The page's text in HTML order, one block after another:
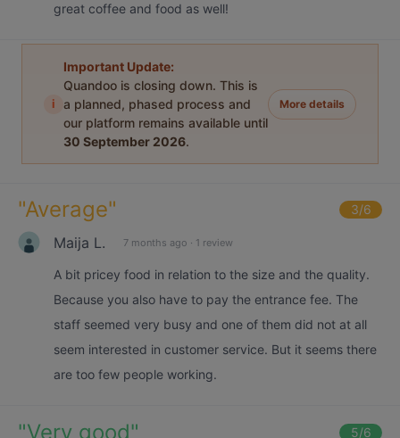
great coffee and food as well!
i
Important Update:
Quandoo is closing down. This is
a planned, phased process and
our platform remains available until
30 September 2026.
More details
"Average" 3/6
Maija L. 7 months ago · 1 review
A bit pricey food in relation to the size and the quality.
Because you also have to pay the entrance fee. The
staff seemed very busy and one of them did not at all
seem interested in customer service. But it seems there
are too few people working.
"Very good" 5/6